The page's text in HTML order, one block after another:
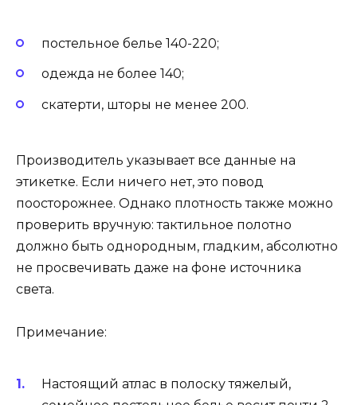
постельное белье 140-220;
одежда не более 140;
скатерти, шторы не менее 200.
Производитель указывает все данные на
этикетке. Если ничего нет, это повод
поосторожнее. Однако плотность также можно
проверить вручную: тактильное полотно
должно быть однородным, гладким, абсолютно
не просвечивать даже на фоне источника
света.
Примечание:
Настоящий атлас в полоску тяжелый,